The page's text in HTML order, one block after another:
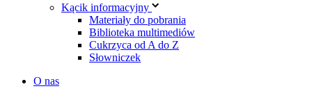
Kącik informacyjny
Materiały do pobrania
Biblioteka multimediów
Cukrzyca od A do Z
Słowniczek
O nas